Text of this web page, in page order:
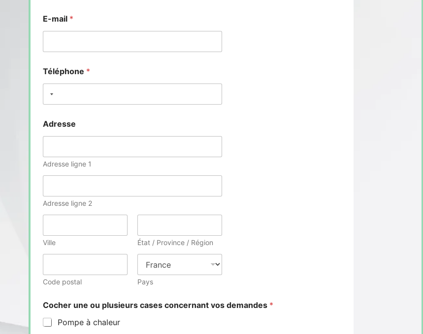
E-mail *
Téléphone *
Adresse
Adresse ligne 1
Adresse ligne 2
Ville État / Province / Région
Code postal Pays
Cocher une ou plusieurs cases concernant vos demandes *
Pompe à chaleur